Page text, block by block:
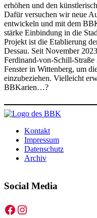
erhöhen und den
Dafür versuchen wir neue
entwickeln und mit dem
stärke Einbindung in die
Projekt ist die Etablierung
Dessau. Seit November
Ferdinand-von-Schill-
Fenster in Wittenberg, um
einzubeziehen. Vielleicht
BBKarien…?
Kontakt
Impressum
Datenschutz
Archiv
Social Media
Facebook
Instagram